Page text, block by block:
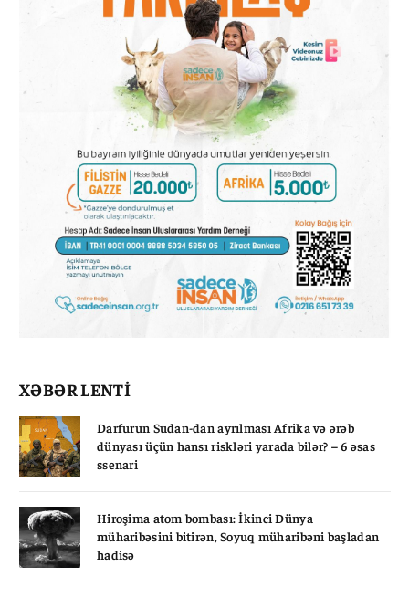
XƏBƏR LENTİ
Darfurun Sudan-dan ayrılması Afrika və ərəb
dünyası üçün hansı riskləri yarada bilər? – 6 əsas
ssenari
Hiroşima atom bombası: İkinci Dünya
müharibəsini bitirən, Soyuq müharibəni başladan
hadisə